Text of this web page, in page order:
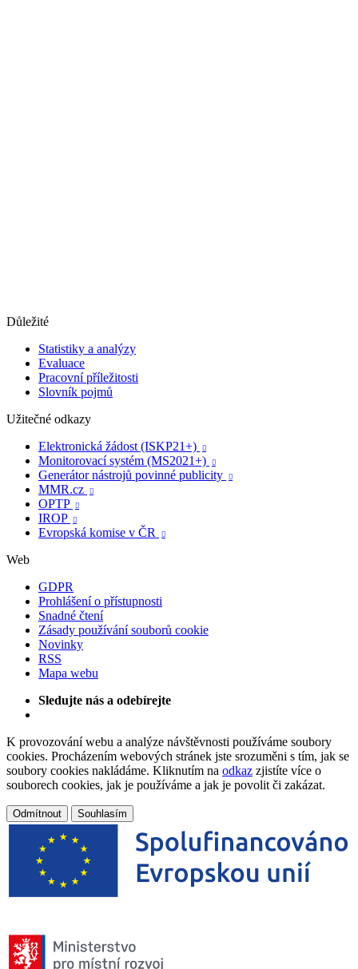
Důležité
Statistiky a analýzy
Evaluace
Pracovní příležitosti
Slovník pojmů
Užitečné odkazy
Elektronická žádost (ISKP21+)

Monitorovací systém (MS2021+) 
Generátor nástrojů povinné publicity 
MMR.cz 
OPTP 
IROP 
Evropská komise v ČR 
Web
GDPR
Prohlášení o přístupnosti
Snadné čtení
Zásady používání souborů cookie
Novinky
RSS
Mapa webu
Sledujte nás a odebírejte
K provozování webu a analýze návštěvnosti používáme soubory
cookies. Procházením webových stránek jste srozuměni s tím, jak se
soubory cookies nakládáme. Kliknutím na odkaz zjistíte více o
souborech cookies, jak je používáme a jak je povolit či zakázat.
Odmítnout Souhlasím